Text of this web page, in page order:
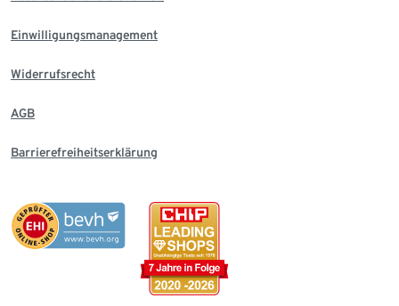
Einwilligungsmanagement
Widerrufsrecht
AGB
Barrierefreiheitserklärung